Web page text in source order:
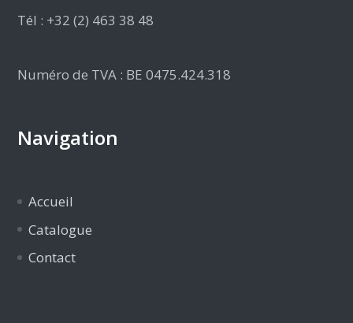
Tél : +32 (2) 463 38 48
Numéro de TVA : BE 0475.424.318
Navigation
Accueil
Catalogue
Contact